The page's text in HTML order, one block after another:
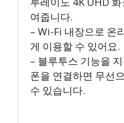
여줍니다.
– Wi-Fi 내장으로 온
게 이용할 수 있어요.
– 블루투스 기능을
폰을 연결하면 무선
수 있습니다.